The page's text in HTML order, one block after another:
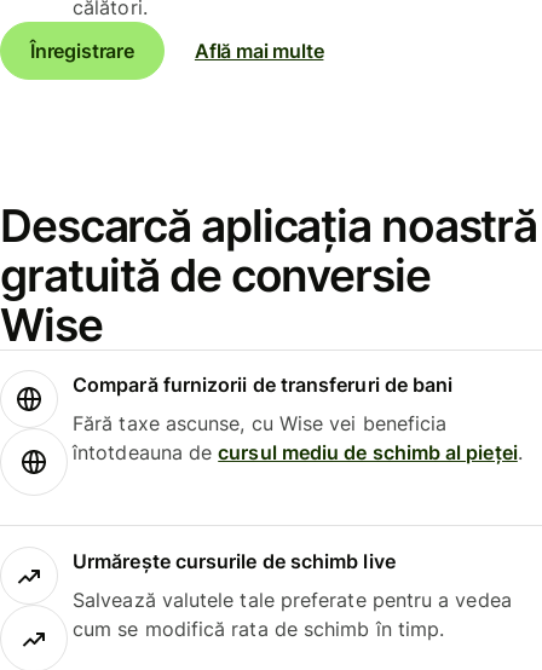
călători.
Înregistrare
Află mai multe
Descarcă aplicația noastră
gratuită de conversie
Wise
Compară furnizorii de transferuri de bani
Fără taxe ascunse, cu Wise vei beneficia
întotdeauna decursul mediu de schimb al pieței.
Urmărește cursurile de schimb live
Salvează valutele tale preferate pentru a vedea
cum se modifică rata de schimb în timp.